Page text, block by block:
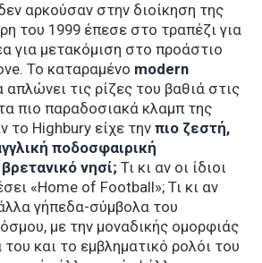
αρκούσαν στην διοίκηση της
του 1999 έπεσε στο τραπέζι για
για μετακόμιση στο προάστιο
Το καταραμένο modern
απλώνει τις ρίζες του βαθιά στις
πιο παραδοσιακά κλαμπ της
το Highbury είχε την πιο ζεστή,
ποδοσφαιρική
νησί; Τι κι αν οι ίδιοι
«Home of Football»; Τι κι αν
γήπεδα-σύμβολα του
με την μοναδικής ομορφιάς
και το εμβληματικό ρολόι του